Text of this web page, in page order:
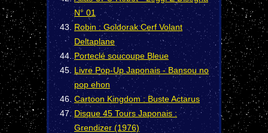
N° 01
Robin : Goldorak Cerf Volant
Deltaplane
Porteclé soucoupe Bleue
Livre Pop-Up Japonais - Bansou no
pop ehon
Cartoon Kingdom : Buste Actarus
Disque 45 Tours Japonais :
Grendizer (1976)